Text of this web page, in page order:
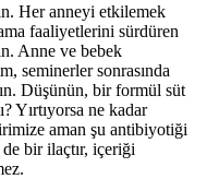
Her anneyi etkilemek
faaliyetlerini sürdüren
Anne ve bebek
seminerler sonrasında
Düşünün, bir formül süt
Yırtıyorsa ne kadar
aman şu antibiyotiği
bir ilaçtır, içeriği